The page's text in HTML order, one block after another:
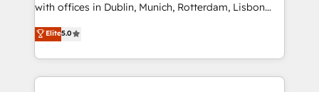
with offices in Dublin, Munich, Rotterdam, Lisbon
and New York. 🔎 We are focused on enhancing
revenue-generation strategies for clients through
complete integration of core business processes
and systems (such as ERP and e-commerce
Elite5.0